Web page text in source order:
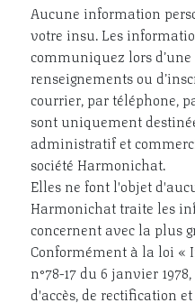
Aucune information
votre insu. Les
communiquez lors
renseignements ou
courrier, par téléphone,
sont uniquement
administratif et
société Harmonichat.
Elles ne font l'objet
Harmonichat traite les
concernent avec la plus
Conformément à la loi «
n°78-17 du 6 janvier
d'accès, de rectification